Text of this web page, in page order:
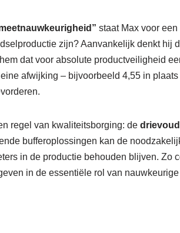
staat Max voor
zijn? Aanvankelijk denkt hij
dat voor absolute productveiligheid
afwijking – bijvoorbeeld 4,55 in
regel van kwaliteitsborging: de
bufferoplossingen kan de
in de productie behouden blijven. Zo
in de essentiële rol van